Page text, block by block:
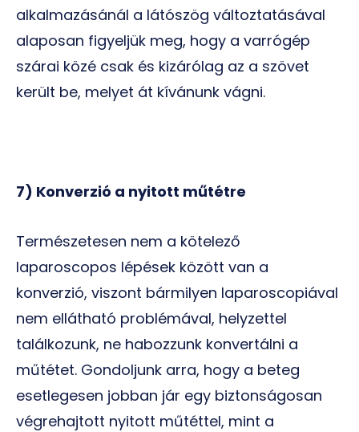
alkalmazásánál a látószög változtatásával
alaposan figyeljük meg, hogy a varrógép
szárai közé csak és kizárólag az a szövet
került be, melyet át kívánunk vágni.
7) Konverzió a nyitott műtétre
Természetesen nem a kötelező
laparoscopos lépések között van a
konverzió, viszont bármilyen laparoscopiával
nem ellátható problémával, helyzettel
találkozunk, ne habozzunk konvertálni a
műtétet. Gondoljunk arra, hogy a beteg
esetlegesen jobban jár egy biztonságosan
végrehajtott nyitott műtéttel, mint a